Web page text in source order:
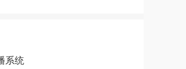
系统